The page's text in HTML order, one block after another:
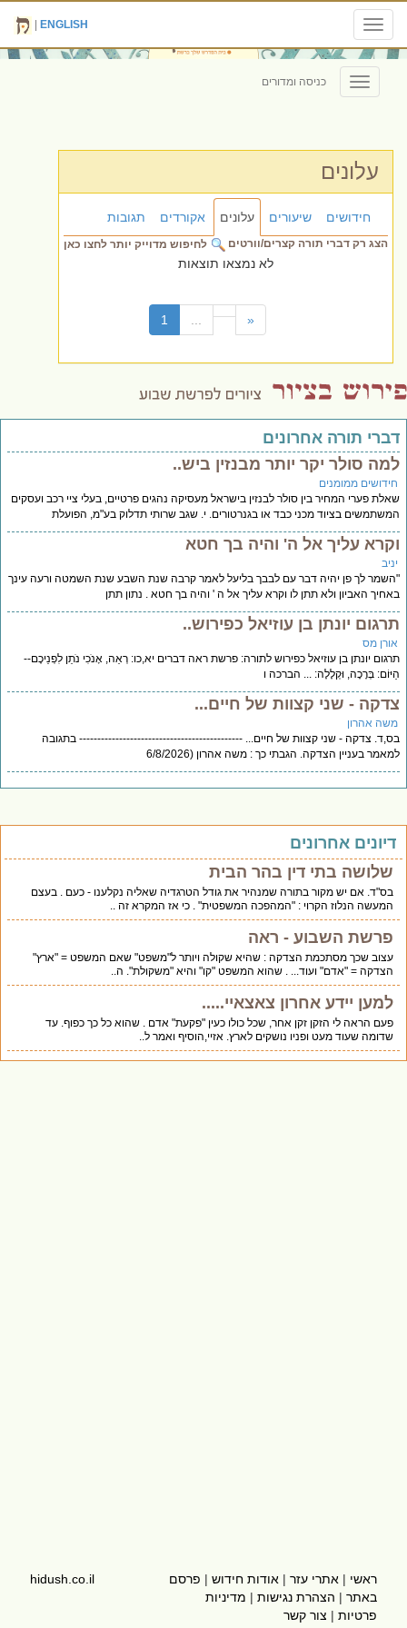
Toggle
navigation
ENGLISH
Toggle
navigation
כניסה ומדורים
עלונים
חידושים שיעורים עלונים אקורדים תגובות
לחיפוש מדוייק יותר לחצו כאן הצג רק דברי תורה קצרים/וורטים
לא נמצאו תוצאות
1 «
דברי תורה אחרונים
למה סולר יקר יותר מבנזין ביש..
חידושים ממומנים
שאלת פערי המחיר בין סולר לבנזין בישראל מעסיקה נהגים פרטיים, בעלי ציי רכב ועסקים
המשתמשים בציוד מכני כבד או בגנרטורים. י. שגב שרותי תדלוק בע"מ, הפועלת
וקרא עליך אל ה' והיה בך חטא
יניב
"השמר לך פן יהיה דבר עם לבבך בליעל לאמר קרבה שנת השבע שנת השמטה ורעה עינך
באחיך האביון ולא תתן לו וקרא עליך אל ה ' והיה בך חטא . נתון תתן
תרגום יונתן בן עוזיאל כפירוש..
אורן מס
תרגום יונתן בן עוזיאל כפירוש לתורה: פרשת ראה דברים יא,כו: רְאֵה, אָנֹכִי נֹתֵן לִפְנֵיכֶם--
הַיּוֹם: בְּרָכָה, וּקְלָלָה: ... הברכה ו
צדקה - שני קצוות של חיים...
משה אהרון
בס,ד. צדקה - שני קצוות של חיים... --------------------------------------------- בתגובה
למאמר בעניין הצדקה. הגבתי כך : משה אהרון (6/8/2026
דיונים אחרונים
שלושה בתי דין בהר הבית
בס"ד. אם יש מקור בתורה שמנהיר את גודל הטרגדיה שאליה נקלענו - כעם . בעצם
המעשה הנלוז הקרוי : "המהפכה המשפטית" . כי אז המקרא זה ..
פרשת השבוע - ראה
עצוב שכך מסתכמת הצדקה : שהיא שקולה ויותר ל"משפט" שאם המשפט = "ארץ"
הצדקה = "אדם" ועוד... . שהוא המשפט "קו" והיא "משקולת". ה..
למען יידע אחרון צאצאיי.....
פעם הראה לי הזקן זקן אחר, שכל כולו כעין "פקעת" אדם . שהוא כל כך כפוף. עד
שדומה שעוד מעט ופניו נושקים לארץ. אזיי,הוסיף ואמר ל..
ראשי | אתרי עזר | אודות חידוש | פרסם
באתר | הצהרת נגישות | מדיניות
פרטיות | צור קשר
hidush.co.il